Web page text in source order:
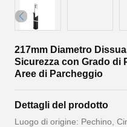
217mm Diametro
Sicurezza con Grado di
Aree di Parcheggio
Dettagli del prodotto
Luogo di origine: Pechino,